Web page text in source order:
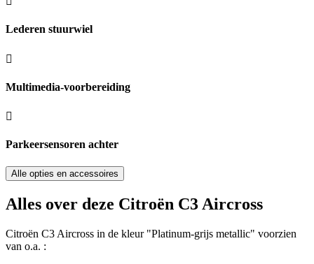
Lederen stuurwiel
Multimedia-voorbereiding
Parkeersensoren achter
Alle opties en accessoires
Alles over deze Citroën C3 Aircross
Citroën C3 Aircross in de kleur "Platinum-grijs metallic" voorzien
van o.a. :